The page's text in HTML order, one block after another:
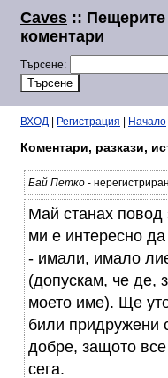
Caves ::
коментари
Търсене:
ВХОД Регистрация Начало
Коментари, разкази,
Бай Петко -
Май станах повод
ми е интересно
- имали, имало
(допускам, че де,
моето име). Ще
били придружени
добре, защото
сега.